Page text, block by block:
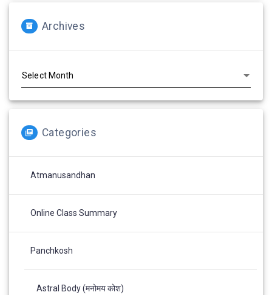
Archives
Categories
Atmanusandhan
Online Class Summary
Panchkosh
Astral Body (मनोमय कोश)